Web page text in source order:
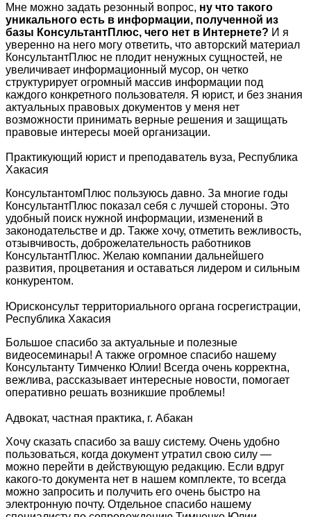
Мне можно задать резонный вопрос, ну что такого
уникального есть в информации, полученной из
базы КонсультантПлюс, чего нет в Интернете? И я
уверенно на него могу ответить, что авторский материал
КонсультантПлюс не плодит ненужных сущностей, не
увеличивает информационный мусор, он четко
структурирует огромный массив информации под
каждого конкретного пользователя. Я юрист, и без знания
актуальных правовых документов у меня нет
возможности принимать верные решения и защищать
правовые интересы моей организации.
Практикующий юрист и преподаватель вуза, Республика
Хакасия
КонсультантомПлюс пользуюсь давно. За многие годы
КонсультантПлюс показал себя с лучшей стороны. Это
удобный поиск нужной информации, изменений в
законодательстве и др. Также хочу, отметить вежливость,
отзывчивость, доброжелательность работников
КонсультантПлюс. Желаю компании дальнейшего
развития, процветания и оставаться лидером и сильным
конкурентом.
Юрисконсульт территориального органа госрегистрации,
Республика Хакасия
Большое спасибо за актуальные и полезные
видеосеминары! А также огромное спасибо нашему
Консультанту Тимченко Юлии! Всегда очень корректна,
вежлива, рассказывает интересные новости, помогает
оперативно решать возникшие проблемы!
Адвокат, частная практика, г. Абакан
Хочу сказать спасибо за вашу систему. Очень удобно
пользоваться, когда документ утратил свою силу —
можно перейти в действующую редакцию. Если вдруг
какого-то документа нет в нашем комплекте, то всегда
можно запросить и получить его очень быстро на
электронную почту. Отдельное спасибо нашему